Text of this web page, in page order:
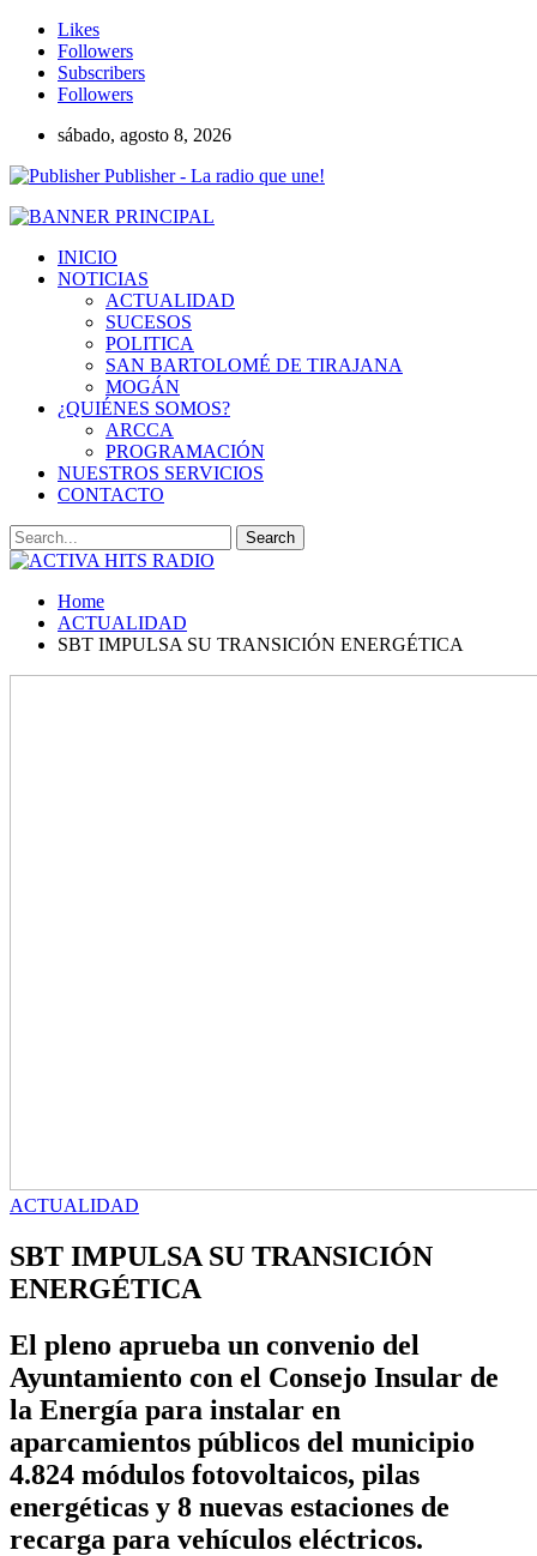
Likes
Followers
Subscribers
Followers
sábado, agosto 8, 2026
Publisher - La radio que une!
INICIO
NOTICIAS
ACTUALIDAD
SUCESOS
POLITICA
SAN BARTOLOMÉ DE TIRAJANA
MOGÁN
¿QUIÉNES SOMOS?
ARCCA
PROGRAMACIÓN
NUESTROS SERVICIOS
CONTACTO
Home
ACTUALIDAD
SBT IMPULSA SU TRANSICIÓN ENERGÉTICA
ACTUALIDAD
SBT IMPULSA SU TRANSICIÓN
ENERGÉTICA
El pleno aprueba un convenio del
Ayuntamiento con el Consejo Insular de
la Energía para instalar en
aparcamientos públicos del municipio
4.824 módulos fotovoltaicos, pilas
energéticas y 8 nuevas estaciones de
recarga para vehículos eléctricos.